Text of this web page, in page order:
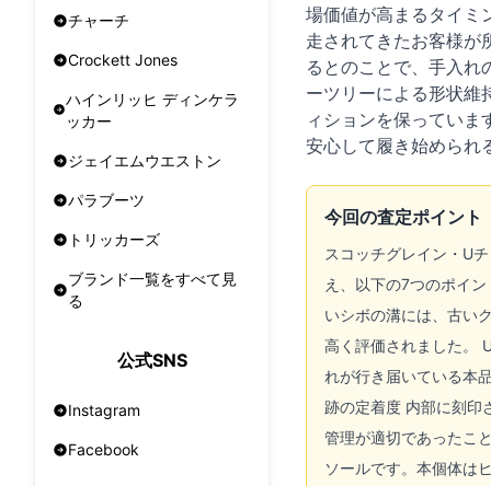
チャーチ
Crockett Jones
ハインリッヒ ディンケラ
ッカー
ジェイエムウエストン
パラブーツ
トリッカーズ
ブランド一覧をすべて見
る
公式SNS
Instagram
Facebook
場価値が高まるタイミ
走されてきたお客様が
るとのことで、手入れ
ーツリーによる形状維
ィションを保ってい
安心して履き始められ
今回の査定ポイント
スコッチグレイン・U
え、以下の7つのポイ
いシボの溝には、古い
高く評価されました。
れが行き届いている本
跡の定着度 内部に刻印
管理が適切であったこ
ソールです。本個体は